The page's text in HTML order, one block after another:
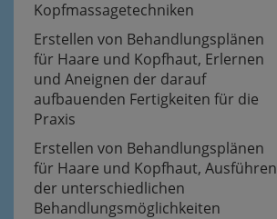
Kopfmassagetechniken
Erstellen von Behandlungsplänen
für Haare und Kopfhaut, Erlernen
und Aneignen der darauf
aufbauenden Fertigkeiten für die
Praxis
Erstellen von Behandlungsplänen
für Haare und Kopfhaut, Ausführen
der unterschiedlichen
Behandlungsmöglichkeiten